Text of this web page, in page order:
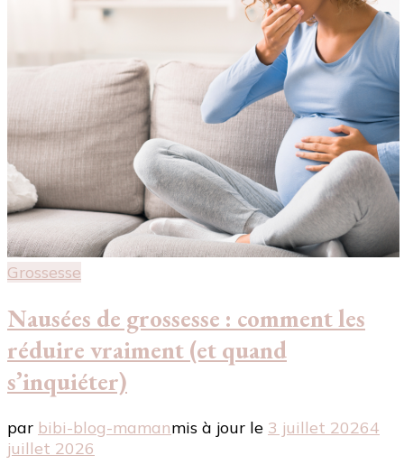
Grossesse
Nausées de grossesse : comment les
réduire vraiment (et quand
s’inquiéter)
par bibi-blog-mamanmis à jour le 3 juillet 20264
juillet 2026